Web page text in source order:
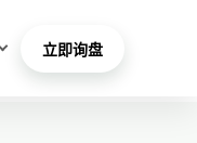
立即询盘